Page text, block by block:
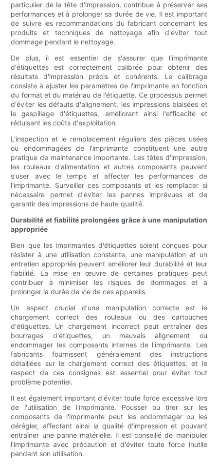
particulier de la tête d'impression, contribue à préserver ses
performances et à prolonger sa durée de vie. Il est important
de suivre les recommandations du fabricant concernant les
produits et techniques de nettoyage afin d'éviter tout
dommage pendant le nettoyage.
De plus, il est essentiel de s'assurer que l'imprimante
d'étiquettes est correctement calibrée pour obtenir des
résultats d'impression précis et cohérents. Le calibrage
consiste à ajuster les paramètres de l'imprimante en fonction
du format et du matériau de l'étiquette. Ce processus permet
d'éviter les défauts d'alignement, les impressions biaisées et
le gaspillage d'étiquettes, améliorant ainsi l'efficacité et
réduisant les coûts d'exploitation.
L'inspection et le remplacement réguliers des pièces usées
ou endommagées de l'imprimante constituent une autre
pratique de maintenance importante. Les têtes d'impression,
les rouleaux d'alimentation et autres composants peuvent
s'user avec le temps et affecter les performances de
l'imprimante. Surveiller ces composants et les remplacer si
nécessaire permet d'éviter les pannes imprévues et de
garantir des impressions de haute qualité.
Durabilité et fiabilité prolongées grâce à une manipulation
appropriée
Bien que les imprimantes d'étiquettes soient conçues pour
résister à une utilisation constante, une manipulation et un
entretien appropriés peuvent améliorer leur durabilité et leur
fiabilité. La mise en œuvre de certaines pratiques peut
contribuer à minimiser les risques de dommages et à
prolonger la durée de vie de ces appareils.
Un aspect crucial d'une manipulation correcte est le
chargement correct des rouleaux ou des cartouches
d'étiquettes. Un chargement incorrect peut entraîner des
bourrages d'étiquettes, un mauvais alignement ou
endommager les composants internes de l'imprimante. Les
fabricants fournissent généralement des instructions
détaillées sur le chargement correct des étiquettes, et le
respect de ces consignes est essentiel pour éviter tout
problème potentiel.
Il est également important d'éviter toute force excessive lors
de l'utilisation de l'imprimante. Pousser ou tirer sur les
composants de l'imprimante peut les endommager ou les
dérégler, affectant ainsi la qualité d'impression et pouvant
entraîner une panne matérielle. Il est conseillé de manipuler
l'imprimante avec précaution et d'éviter toute force inutile
pendant son utilisation.